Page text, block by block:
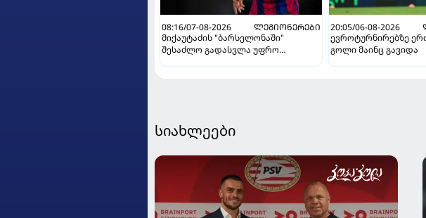
08:16/07-08-2026
ᲚᲔᲒᲘᲝᲜᲔᲠᲔᲑᲘ
მიქაუტაძის "ბარსელონაში"
შესაძლო გადასვლა უფრო
20:05/06-08-2026
ევროტურნირებზე
გოლი მაინც გავიდა
სიახლეები